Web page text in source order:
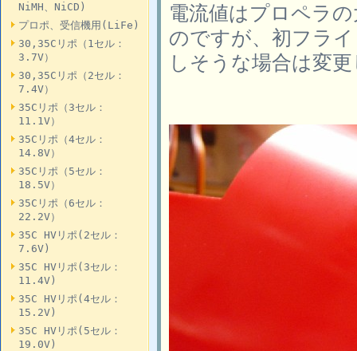
NiMH、NiCD)
プロポ、受信機用(LiFe)
30,35Cリポ（1セル：
3.7V）
30,35Cリポ（2セル：
7.4V）
35Cリポ（3セル：
11.1V）
35Cリポ（4セル：
14.8V）
35Cリポ（5セル：
18.5V）
35Cリポ（6セル：
22.2V）
35C HVリポ(2セル：
7.6V)
35C HVリポ(3セル：
11.4V)
35C HVリポ(4セル：
15.2V)
35C HVリポ(5セル：
19.0V)
電流値はプロペラ
のですが、初フラ
しそうな場合は変